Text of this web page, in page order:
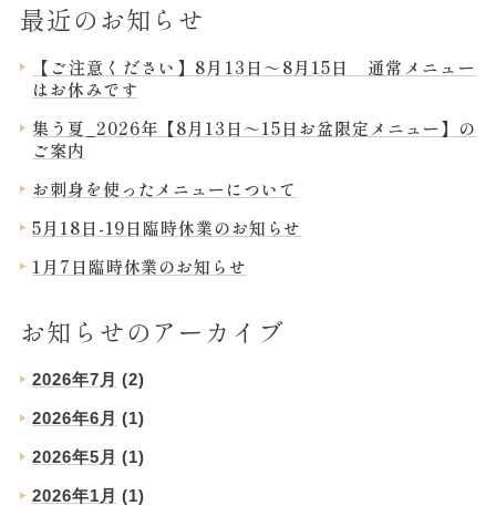
最近のお知らせ
【ご注意ください】8月13日～8月15日 通常メニュー
はお休みです
集う夏_2026年【8月13日～15日お盆限定メニュー】の
ご案内
お刺身を使ったメニューについて
5月18日-19日臨時休業のお知らせ
1月7日臨時休業のお知らせ
お知らせのアーカイブ
2026年7月 (2)
2026年6月 (1)
2026年5月 (1)
2026年1月 (1)